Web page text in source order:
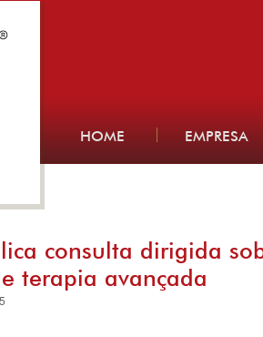
HOME EMPRESA
consulta dirigida
terapia avançada